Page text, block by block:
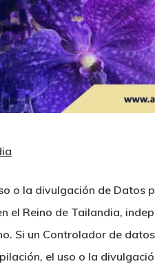
o la divulgación de
el Reino de Tailandia,
Si un Controlador de
el uso o la